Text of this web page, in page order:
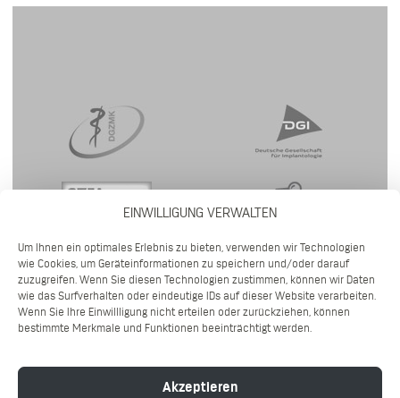
EINWILLIGUNG VERWALTEN
Um Ihnen ein optimales Erlebnis zu bieten, verwenden wir Technologien
wie Cookies, um Geräteinformationen zu speichern und/oder darauf
zuzugreifen. Wenn Sie diesen Technologien zustimmen, können wir Daten
wie das Surfverhalten oder eindeutige IDs auf dieser Website verarbeiten.
Wenn Sie Ihre Einwillligung nicht erteilen oder zurückziehen, können
bestimmte Merkmale und Funktionen beeinträchtigt werden.
Akzeptieren
©2026 DR. WENNINGER IMPLANTOLOGIE | GÖRRESSTRASSE 39 | 80798 M
ÜNCHEN | TEL (089) 954 10 900 | IMPRESSUM